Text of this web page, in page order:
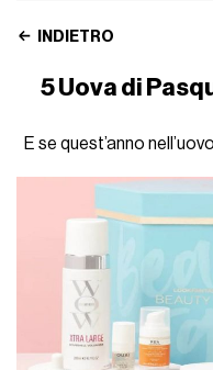
INDIETRO
5 Uova di
E se quest’anno